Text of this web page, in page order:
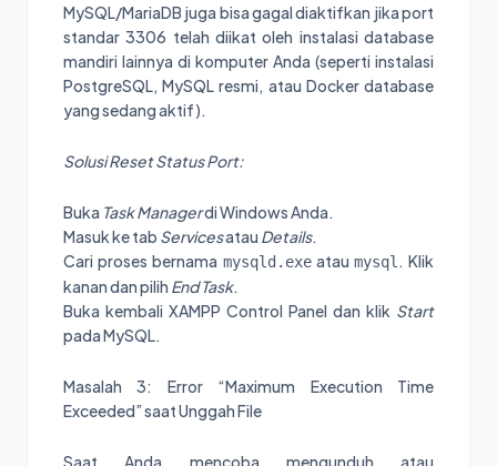
MySQL/MariaDB juga bisa gagal diaktifkan jika port
standar 3306 telah diikat oleh instalasi database
mandiri lainnya di komputer Anda (seperti instalasi
PostgreSQL, MySQL resmi, atau Docker database
yang sedang aktif).
Solusi Reset Status Port:
Buka Task Managerdi Windows Anda.
Masuk ke tab Servicesatau Details.
Cari proses bernama mysqld.exeatau mysql. Klik
kanan dan pilih End Task.
Buka kembali XAMPP Control Panel dan klik Start
pada MySQL.
Masalah 3: Error “Maximum Execution Time
Exceeded” saat Unggah File